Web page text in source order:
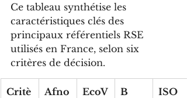
Ce tableau synthétise les
caractéristiques clés des
principaux référentiels RSE
utilisés en France, selon six
critères de décision.
Critè
Afno
EcoV
B
ISO